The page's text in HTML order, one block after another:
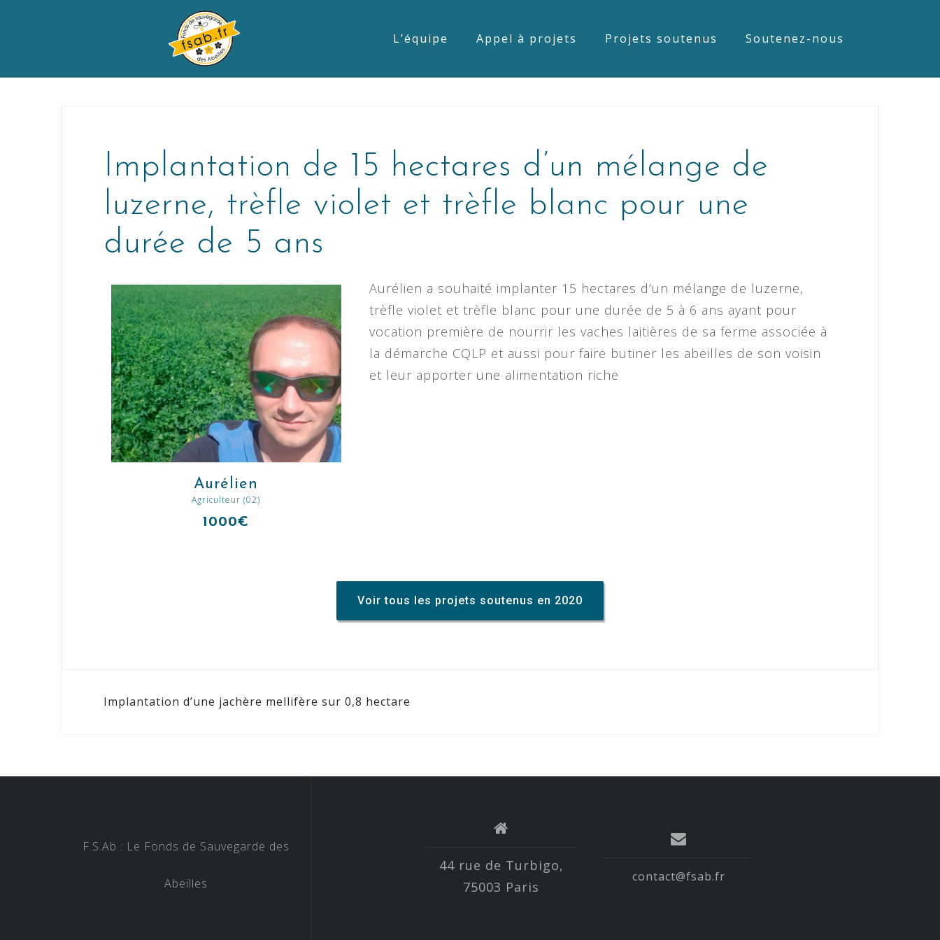
L’équipe Appel à projets Projets soutenus Soutenez-nous
Implantation de 15 hectares d’un mélange de
luzerne, trèfle violet et trèfle blanc pour une
durée de 5 ans
Aurélien
Agriculteur (02)
1000€
Aurélien a souhaité implanter 15 hectares d’un mélange de luzerne,
trèfle violet et trèfle blanc pour une durée de 5 à 6 ans ayant pour
vocation première de nourrir les vaches laitières de sa ferme associée à
la démarche CQLP et aussi pour faire butiner les abeilles de son voisin
et leur apporter une alimentation riche
Voir tous les projets soutenus en 2020
Implantation d’une jachère mellifère sur 0,8 hectare
F.S.Ab : Le Fonds de Sauvegarde des
Abeilles
44 rue de Turbigo,
75003 Paris
contact@fsab.fr